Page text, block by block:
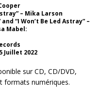
– Mika Larson
“I Won’t Be Led Astray” –
Mabel:
Juillet 2022
sur CD, CD/DVD,
formats numériques.